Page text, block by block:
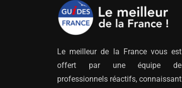
Le meilleur de la France vous est
offert par une équipe de
professionnels réactifs, connaissant